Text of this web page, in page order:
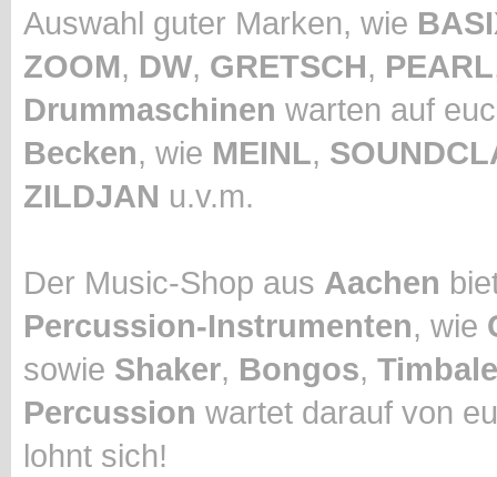
Auswahl guter Marken, wie
ZOOM, DW, GRETSCH, PEARL
Drummaschinen warten auf
Becken, wie MEINL,
ZILDJAN u.v.m.
Der Music-Shop aus Aachen
Percussion-Instrumenten, wie
sowie Shaker, Bongos,
Percussion wartet darauf von
lohnt sich!